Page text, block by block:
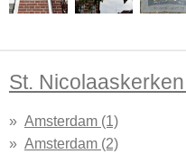
St.
Amsterdam (1)
Amsterdam (2)